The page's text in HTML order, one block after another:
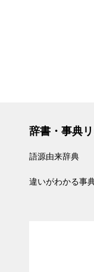
辞書・事典
語源由来辞典
違いがわかる事